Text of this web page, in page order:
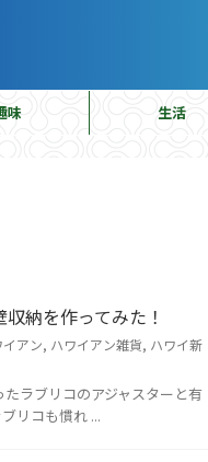
味 生活
納を作ってみた！
イアン, ハワイアン雑貨, ハワイ新
ラブリコのアジャスターと有
リコも慣れ ...